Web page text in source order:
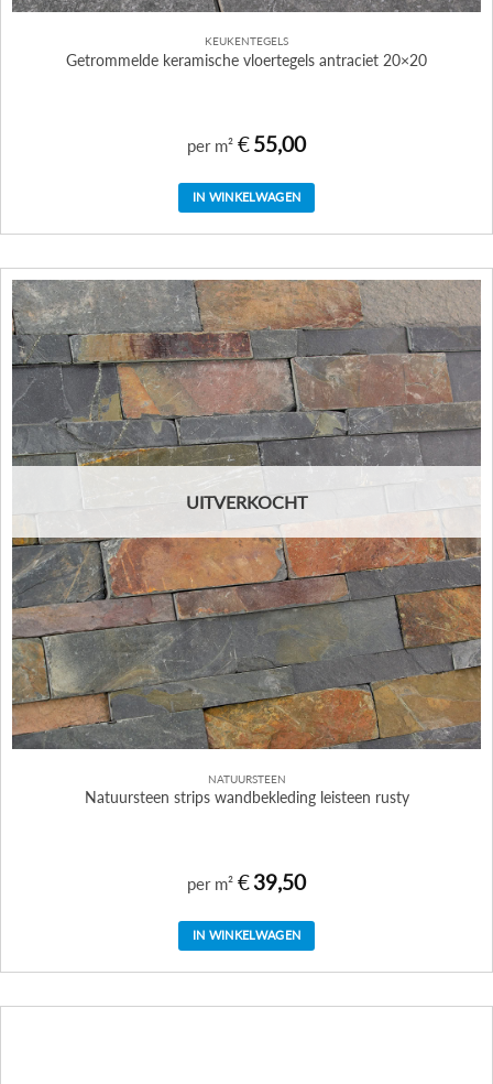
KEUKENTEGELS
Getrommelde keramische vloertegels antraciet 20×20
per m² €55,00
IN WINKELWAGEN
UITVERKOCHT
NATUURSTEEN
Natuursteen strips wandbekleding leisteen rusty
per m² €39,50
IN WINKELWAGEN